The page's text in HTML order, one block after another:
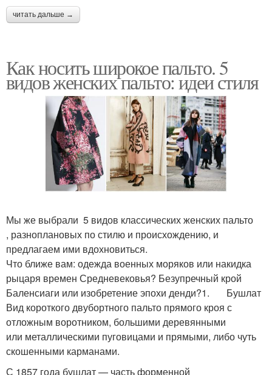
читать дальше →
Как носить широкое пальто. 5
видов женских пальто: идеи стиля
Мы же выбрали 5 видов классических женских пальто
, разноплановых по стилю и происхождению, и
предлагаем ими вдохновиться.
Что ближе вам: одежда военных моряков или накидка
рыцаря времен Средневековья? Безупречный крой
Баленсиаги или изобретение эпохи денди?1. Бушлат
Вид короткого двубортного пальто прямого кроя с
отложным воротником, большими деревянными
или металлическими пуговицами и прямыми, либо чуть
скошенными карманами.
С 1857 года бушлат — часть форменной